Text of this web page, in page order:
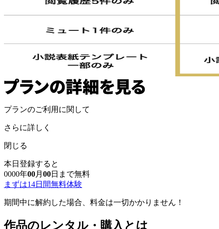
プランのご利用に関して
さらに詳しく
閉じる
本日登録すると
0000年00月 00日まで無料
まずは14日間無料体験
期間中に解約した場合、料金は一切かかりません！
作品のレンタル・購入とは